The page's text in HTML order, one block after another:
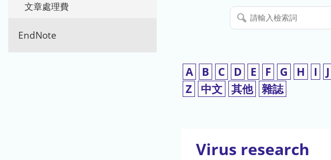
文章處理費
EndNote
使
用
請
輸
索
詞
A B C D E F G H I J
Z
中文 其他 雜誌
Virus research